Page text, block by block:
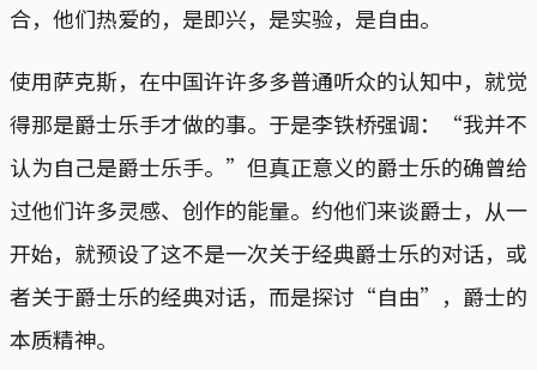
合，他们热爱的，是即兴，是实验，是自由。
使用萨克斯，在中国许许多多普通听众的认知中，就觉
得那是爵士乐手才做的事。于是李铁桥强调：“我并不
认为自己是爵士乐手。”但真正意义的爵士乐的确曾给
过他们许多灵感、创作的能量。约他们来谈爵士，从一
开始，就预设了这不是一次关于经典爵士乐的对话，或
者关于爵士乐的经典对话，而是探讨“自由”，爵士的
本质精神。